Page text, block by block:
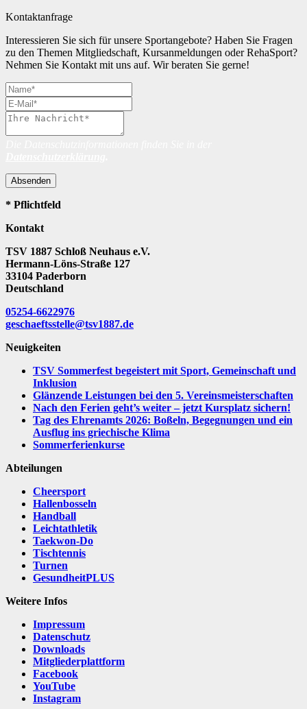
Kontaktanfrage
Interessieren Sie sich für unsere Sportangebote? Haben Sie Fragen
zu den Themen Mitgliedschaft, Kursanmeldungen oder RehaSport?
Nehmen Sie Kontakt mit uns auf. Wir beraten Sie gerne!
Absenden
* Pflichtfeld
Kontakt
TSV 1887 Schloß Neuhaus e.V.
Hermann-Löns-Straße 127
33104 Paderborn
Deutschland
05254-6622976
geschaeftsstelle@tsv1887.de
Neuigkeiten
TSV Sommerfest begeistert mit Sport, Gemeinschaft und
Inklusion
Glänzende Leistungen bei den 5. Vereinsmeisterschaften
Nach den Ferien geht’s weiter – jetzt Kursplatz sichern!
Tag des Ehrenamts 2026: Boßeln, Begegnungen und ein
Ausflug ins griechische Klima
Sommerferienkurse
Abteilungen
Cheersport
Hallenbosseln
Handball
Leichtathletik
Taekwon-Do
Tischtennis
Turnen
GesundheitPLUS
Weitere Infos
Impressum
Datenschutz
Downloads
Mitgliederplattform
Facebook
YouTube
Instagram